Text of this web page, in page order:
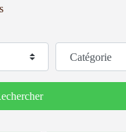
Catégorie
Rechercher